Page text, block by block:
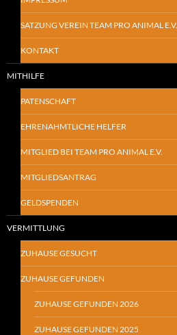
SATZUNG VEREIN TEAM PRO ANIMAL E.V.
KONTAKT
MITHILFE
PATENSCHAFT
EHRENAHMTLICHE HELFER
MITGLIED BEI TEAM PRO ANIMAL E.V.
MITGLIEDSANTRAG
GELDSPENDEN
VERMITTLUNG
ZUHAUSE GESUCHT
ZUHAUSE GEFUNDEN
ZUHAUSE GEFUNDEN 2026
ZUHAUSE GEFUNDEN 2025